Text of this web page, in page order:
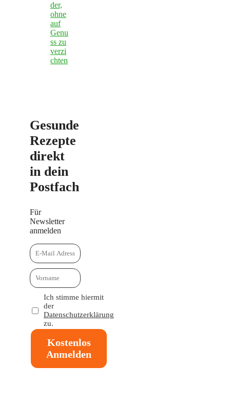
der,
ohne
auf
Genu
ss zu
verzi
chten
Gesunde
Rezepte
direkt
in dein
Postfach
Für
Newsletter
anmelden
Ich stimme hiermit
der
Datenschutzerklärung
zu.
Kostenlos
Anmelden